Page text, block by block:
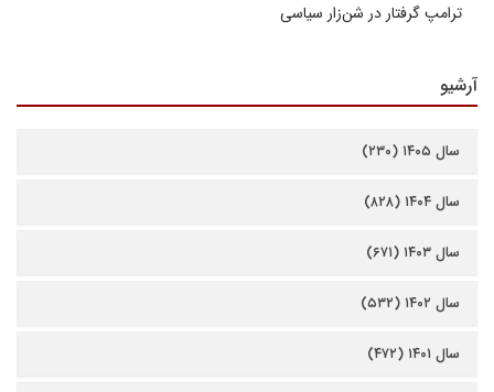
ترامپ گرفتار در شن‌زار سیاسی
آرشیو
سال ۱۴۰۵ (۲۳۰)
سال ۱۴۰۴ (۸۲۸)
سال ۱۴۰۳ (۶۷۱)
سال ۱۴۰۲ (۵۳۲)
سال ۱۴۰۱ (۴۷۲)